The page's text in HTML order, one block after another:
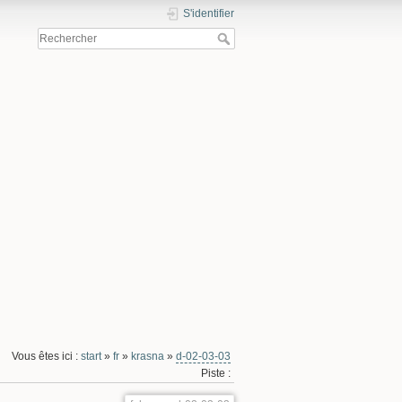
S'identifier
Vous êtes ici : start» fr» krasna » d-02-03-03
Piste :